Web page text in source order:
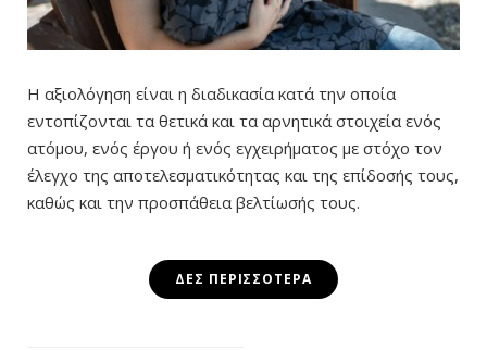
Η αξιολόγηση είναι η διαδικασία κατά την οποία
εντοπίζονται τα θετικά και τα αρνητικά στοιχεία ενός
ατόμου, ενός έργου ή ενός εγχειρήματος με στόχο τον
έλεγχο της αποτελεσματικότητας και της επίδοσής τους,
καθώς και την προσπάθεια βελτίωσής τους.
ΔΕΣ ΠΕΡΙΣΣΌΤΕΡΑ